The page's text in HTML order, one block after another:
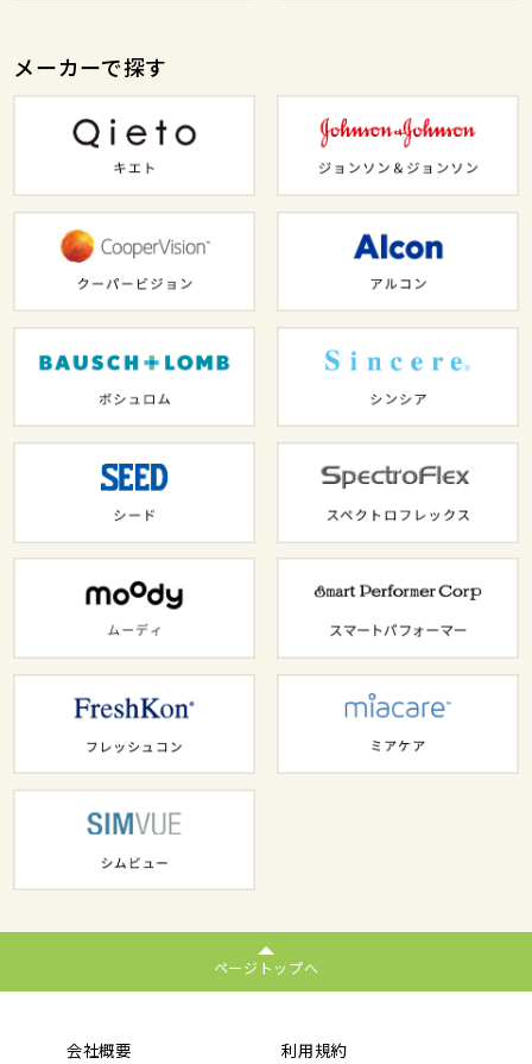
メーカーで探す
ページトップへ
会社概要 利用規約